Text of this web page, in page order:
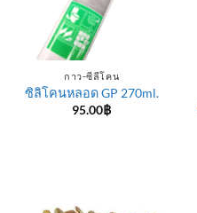
กาว-ซีลีโคน
ซิลิโคนหลอด GP 270ml.
95.00฿